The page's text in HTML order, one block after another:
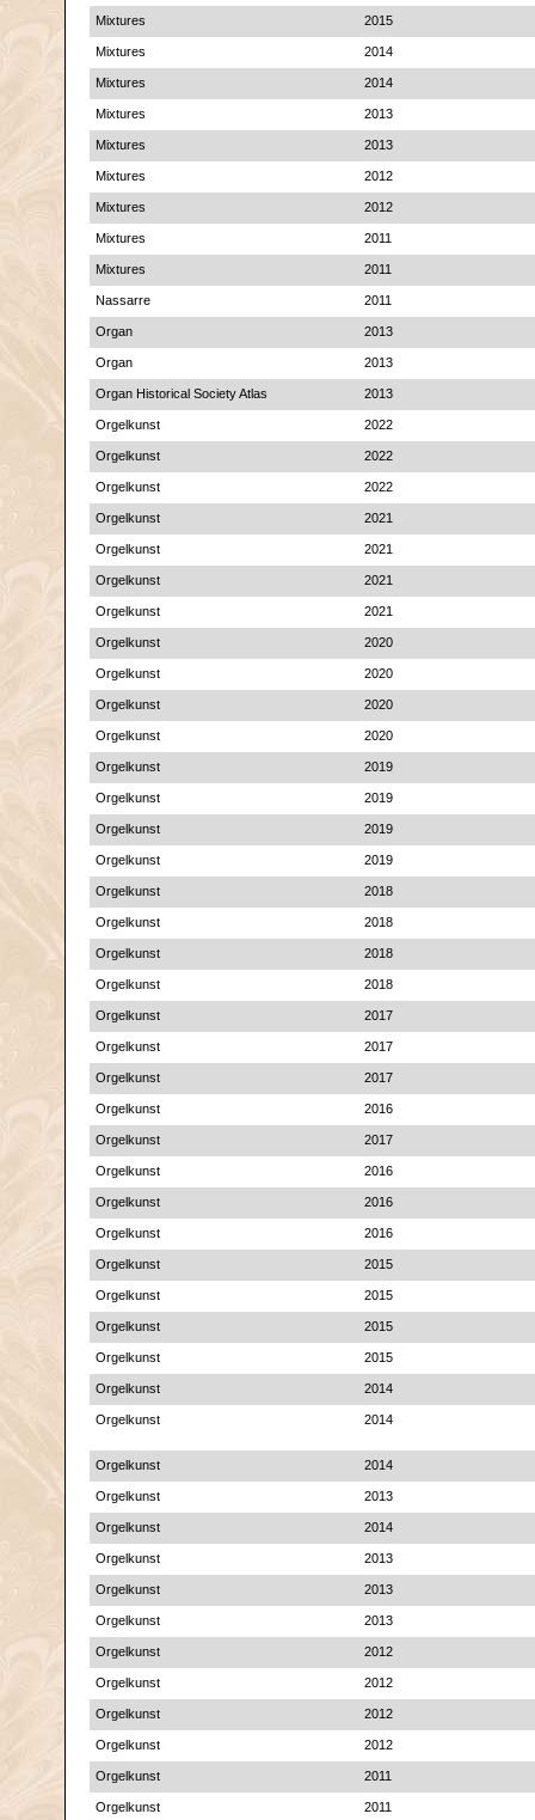
Mixtures 2015
Mixtures 2014
Mixtures 2014
Mixtures 2013
Mixtures 2013
Mixtures 2012
Mixtures 2012
Mixtures 2011
Mixtures 2011
Nassarre 2011
Organ 2013
Organ 2013
Organ Historical Society Atlas 2013
Orgelkunst 2022
Orgelkunst 2022
Orgelkunst 2022
Orgelkunst 2021
Orgelkunst 2021
Orgelkunst 2021
Orgelkunst 2021
Orgelkunst 2020
Orgelkunst 2020
Orgelkunst 2020
Orgelkunst 2020
Orgelkunst 2019
Orgelkunst 2019
Orgelkunst 2019
Orgelkunst 2019
Orgelkunst 2018
Orgelkunst 2018
Orgelkunst 2018
Orgelkunst 2018
Orgelkunst 2017
Orgelkunst 2017
Orgelkunst 2017
Orgelkunst 2016
Orgelkunst 2017
Orgelkunst 2016
Orgelkunst 2016
Orgelkunst 2016
Orgelkunst 2015
Orgelkunst 2015
Orgelkunst 2015
Orgelkunst 2015
Orgelkunst 2014
Orgelkunst 2014
Orgelkunst 2014
Orgelkunst 2013
Orgelkunst 2014
Orgelkunst 2013
Orgelkunst 2013
Orgelkunst 2013
Orgelkunst 2012
Orgelkunst 2012
Orgelkunst 2012
Orgelkunst 2012
Orgelkunst 2011
Orgelkunst 2011